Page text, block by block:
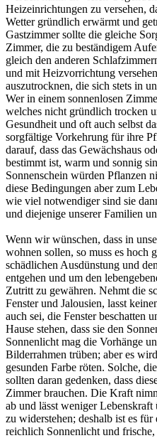
Heizeinrichtungen zu versehen,
Wetter gründlich erwärmt und
Gastzimmer sollte die gleiche
Zimmer, die zu beständigem
gleich den anderen
und mit Heizvorrichtung
auszutrocknen, die sich stets in
Wer in einem sonnenlosen
welches nicht gründlich trocken
Gesundheit und oft auch selbst
sorgfältige Vorkehrung für ihre
darauf, dass das Gewächshaus
bestimmt ist, warm und sonnig
Sonnenschein würden Pflanzen
diese Bedingungen aber zum
wie viel notwendiger sind sie
und diejenige unserer Familien
Wenn wir wünschen, dass in
wohnen sollen, so muss es hoch
schädlichen Ausdünstung und
entgehen und um den
Zutritt zu gewähren. Nehmt die
Fenster und Jalousien, lasst
auch sei, die Fenster beschatten
Hause stehen, dass sie den
Sonnenlicht mag die Vorhänge
Bilderrahmen trüben; aber es
gesunden Farbe röten. Solche,
sollten daran gedenken, dass
Zimmer brauchen. Die Kraft
ab und lässt weniger
zu widerstehen; deshalb ist es
reichlich Sonnenlicht und